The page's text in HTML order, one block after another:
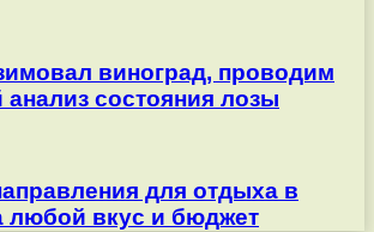
виноград, проводим
анализ состояния лозы
для отдыха в
любой вкус и бюджет